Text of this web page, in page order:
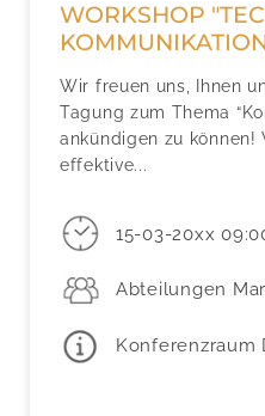
WORKSHOP
Wir freuen uns, Ihnen
Tagung zum Thema
ankündigen zu
effektive...
15-03-20xx
Abteilungen
Konferenzraum